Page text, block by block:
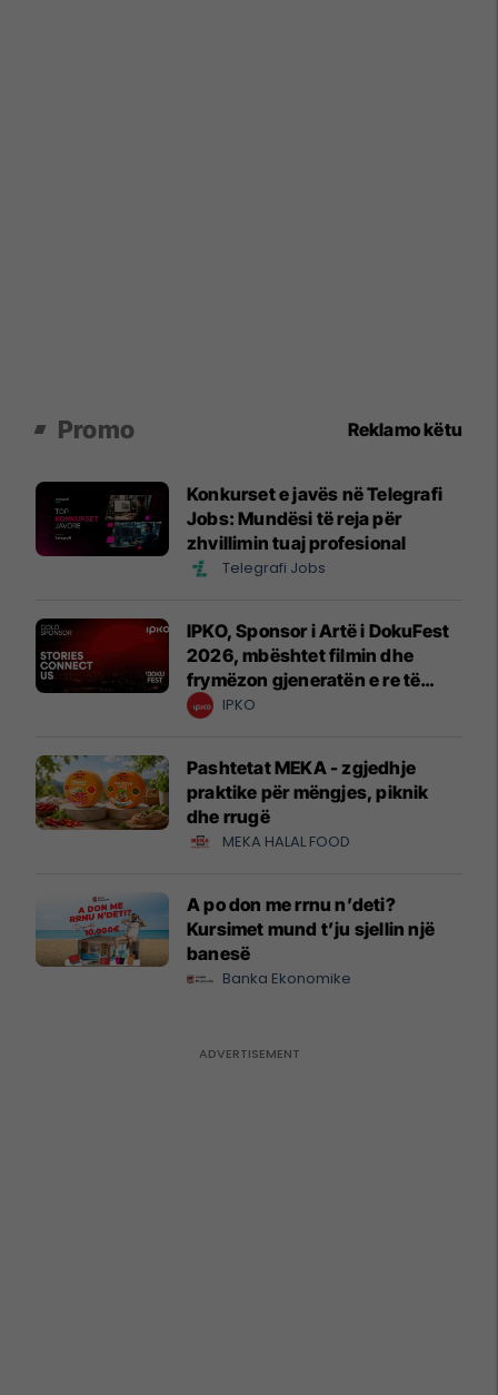
Promo Reklamo këtu
Konkurset e javës në Telegrafi
Jobs: Mundësi të reja për
zhvillimin tuaj profesional
Telegrafi Jobs
IPKO, Sponsor i Artë i DokuFest
2026, mbështet filmin dhe
frymëzon gjeneratën e re të
krijuesve
IPKO
Pashtetat MEKA - zgjedhje
praktike për mëngjes, piknik
dhe rrugë
MEKA HALAL FOOD
A po don me rrnu n’deti?
Kursimet mund t’ju sjellin një
banesë
Banka Ekonomike